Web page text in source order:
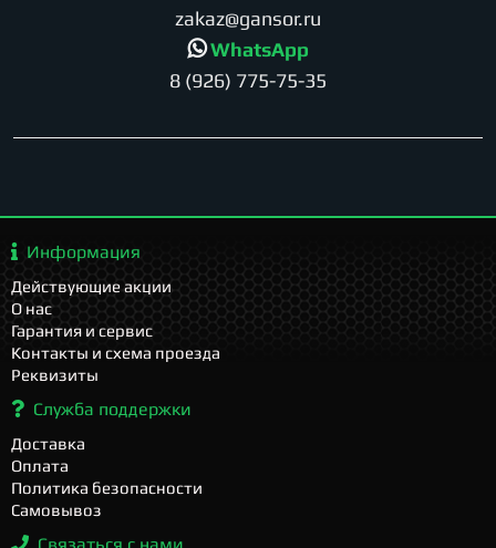
zakaz@gansor.ru
WhatsApp
8 (926) 775-75-35
Информация
Действующие акции
О нас
Гарантия и сервис
Контакты и схема проезда
Реквизиты
Служба поддержки
Доставка
Оплата
Политика безопасности
Самовывоз